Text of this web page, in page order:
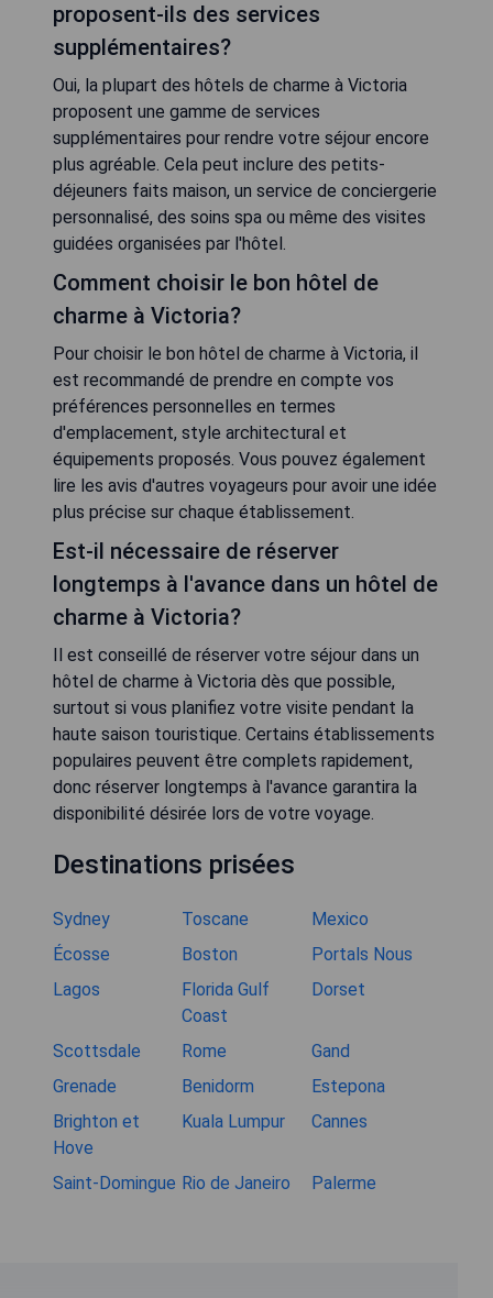
proposent-ils des services
supplémentaires?
Oui, la plupart des hôtels de charme à Victoria
proposent une gamme de services
supplémentaires pour rendre votre séjour encore
plus agréable. Cela peut inclure des petits-
déjeuners faits maison, un service de conciergerie
personnalisé, des soins spa ou même des visites
guidées organisées par l'hôtel.
Comment choisir le bon hôtel de
charme à Victoria?
Pour choisir le bon hôtel de charme à Victoria, il
est recommandé de prendre en compte vos
préférences personnelles en termes
d'emplacement, style architectural et
équipements proposés. Vous pouvez également
lire les avis d'autres voyageurs pour avoir une idée
plus précise sur chaque établissement.
Est-il nécessaire de réserver
longtemps à l'avance dans un hôtel de
charme à Victoria?
Il est conseillé de réserver votre séjour dans un
hôtel de charme à Victoria dès que possible,
surtout si vous planifiez votre visite pendant la
haute saison touristique. Certains établissements
populaires peuvent être complets rapidement,
donc réserver longtemps à l'avance garantira la
disponibilité désirée lors de votre voyage.
Destinations prisées
Sydney Toscane
Mexico
Écosse
Boston
Portals Nous
Lagos
Florida Gulf
Coast
Dorset
Scottsdale Rome
Gand
Grenade
Benidorm
Estepona
Brighton et
Hove
Kuala Lumpur Cannes
Saint-Domingue Rio de Janeiro Palerme